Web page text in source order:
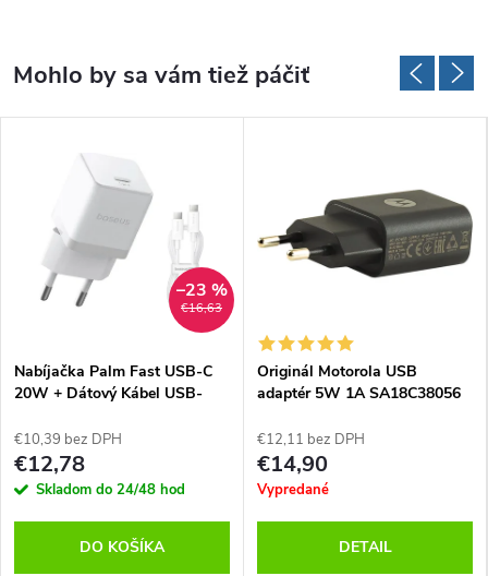
€16,63
–23 %
Nabíjačka Palm Fast USB-C
20W + Dátový Kábel USB-
€10,39 bez DPH
€12,78
Skladom do 24/48 hod
DO KOŠÍKA
Originál Motorola USB
adaptér 5W 1A SA18C38056
€12,11 bez DPH
€14,90
Vypredané
DETAIL